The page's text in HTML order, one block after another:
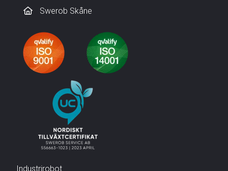
Swerob Skåne
Industrirobot